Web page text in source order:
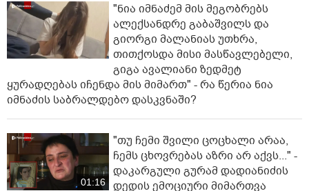
"ნია იმნაძემ მის მეგობრებს
ალექსანდრე გაბაშვილს და
გიორგი მალანიას უთხრა,
თითქოსდა მისი მასწავლებელი,
გიგა ავალიანი ზედმეტ
ყურადღებას იჩენდა მის მიმართ" - რა წერია ნია
იმნაძის საბრალდებო დასკვნაში?
01:16
"თუ ჩემი შვილი ცოცხალი არაა,
ჩემს ცხოვრებას აზრი არ აქვს..." -
დაკარგული გურამ დადიანიძის
დედის ემოციური მიმართვა